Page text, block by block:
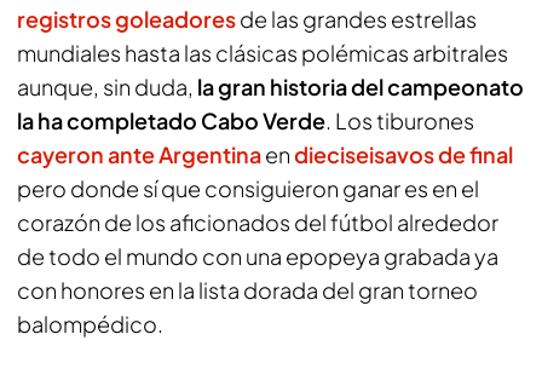
registros goleadoresde las grandes estrellas
mundiales hasta las clásicas polémicas arbitrales
aunque, sin duda, la gran historia del campeonato
la ha completado Cabo Verde. Los tiburones
cayeron ante Argentinaendieciseisavos de final
pero donde sí que consiguieron ganar es en el
corazón de los aficionados del fútbol alrededor
de todo el mundo con una epopeya grabada ya
con honores en la lista dorada del gran torneo
balompédico.